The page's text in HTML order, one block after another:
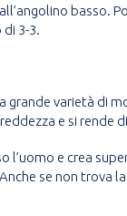
basso.
3-3.
grande varietà di
e si rende
l’uomo e crea
se non trova